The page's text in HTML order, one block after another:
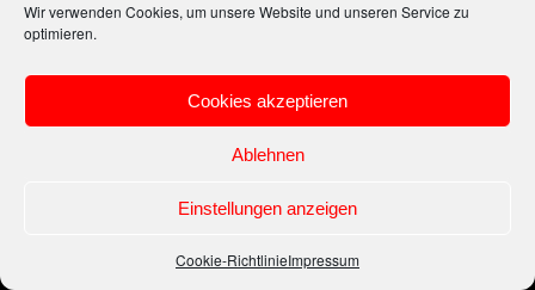
Wir verwenden Cookies, um unsere Website und unseren Service zu
optimieren.
Cookies akzeptieren
Ablehnen
Einstellungen anzeigen
Cookie-RichtlinieImpressum